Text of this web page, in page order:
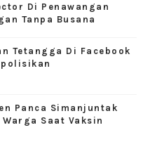
Di Penawangan
Tanpa Busana
Tetangga Di Facebook
Panca Simanjuntak
Saat Vaksin